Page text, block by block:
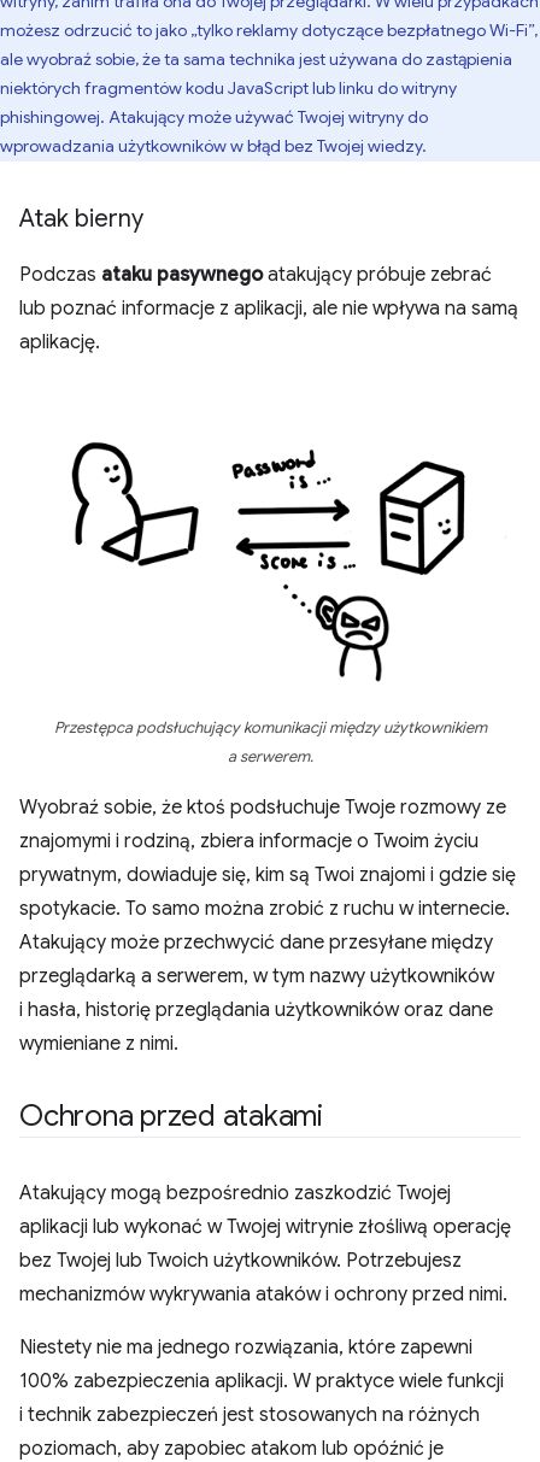
możesz odrzucić to jako „tylko reklamy dotyczące bezpłatnego Wi-Fi”,
ale wyobraź sobie, że ta sama technika jest używana do zastąpienia
niektórych fragmentów kodu JavaScript lub linku do witryny
phishingowej. Atakujący może używać Twojej witryny do
wprowadzania użytkowników w błąd bez Twojej wiedzy.
Atak bierny
Podczas ataku pasywnegoatakujący próbuje zebrać
lub poznać informacje z aplikacji, ale nie wpływa na samą
aplikację.
Przestępca podsłuchujący komunikacji między użytkownikiem
a serwerem.
Wyobraź sobie, że ktoś podsłuchuje Twoje rozmowy ze
znajomymi i rodziną, zbiera informacje o Twoim życiu
prywatnym, dowiaduje się, kim są Twoi znajomi i gdzie się
spotykacie. To samo można zrobić z ruchu w internecie.
Atakujący może przechwycić dane przesyłane między
przeglądarką a serwerem, w tym nazwy użytkowników
i hasła, historię przeglądania użytkowników oraz dane
wymieniane z nimi.
Ochrona przed atakami
Atakujący mogą bezpośrednio zaszkodzić Twojej
aplikacji lub wykonać w Twojej witrynie złośliwą operację
bez Twojej lub Twoich użytkowników. Potrzebujesz
mechanizmów wykrywania ataków i ochrony przed nimi.
Niestety nie ma jednego rozwiązania, które zapewni
100% zabezpieczenia aplikacji. W praktyce wiele funkcji
i technik zabezpieczeń jest stosowanych na różnych
poziomach, aby zapobiec atakom lub opóźnić je